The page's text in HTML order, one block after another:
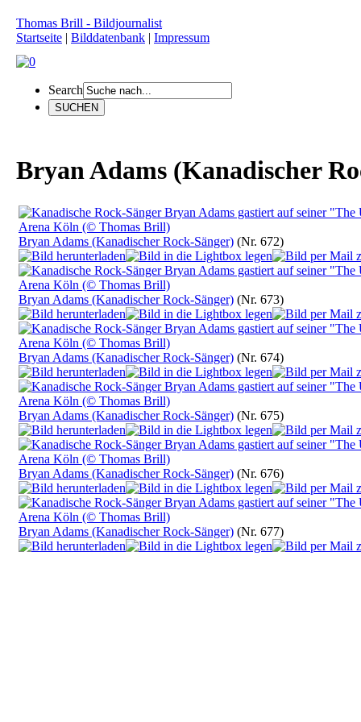
Thomas Brill - Bildjournalist
Startseite | Bilddatenbank | Impressum
Search
Bryan Adams (Kanadischer
Bryan Adams (Kanadischer Rock-Sänger) (Nr. 672)
Bryan Adams (Kanadischer Rock-Sänger) (Nr. 673)
Bryan Adams (Kanadischer Rock-Sänger) (Nr. 674)
Bryan Adams (Kanadischer Rock-Sänger) (Nr. 675)
Bryan Adams (Kanadischer Rock-Sänger) (Nr. 676)
Bryan Adams (Kanadischer Rock-Sänger) (Nr. 677)